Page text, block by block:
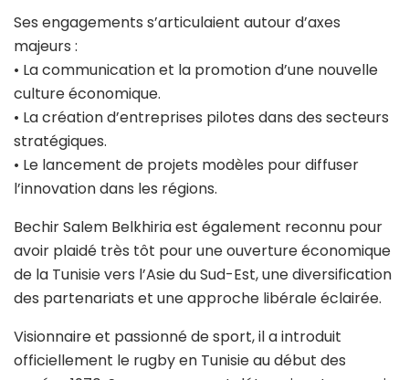
Ses engagements s’articulaient autour d’axes
majeurs :
• La communication et la promotion d’une nouvelle
culture économique.
• La création d’entreprises pilotes dans des secteurs
stratégiques.
• Le lancement de projets modèles pour diffuser
l’innovation dans les régions.
Bechir Salem Belkhiria est également reconnu pour
avoir plaidé très tôt pour une ouverture économique
de la Tunisie vers l’Asie du Sud-Est, une diversification
des partenariats et une approche libérale éclairée.
Visionnaire et passionné de sport, il a introduit
officiellement le rugby en Tunisie au début des